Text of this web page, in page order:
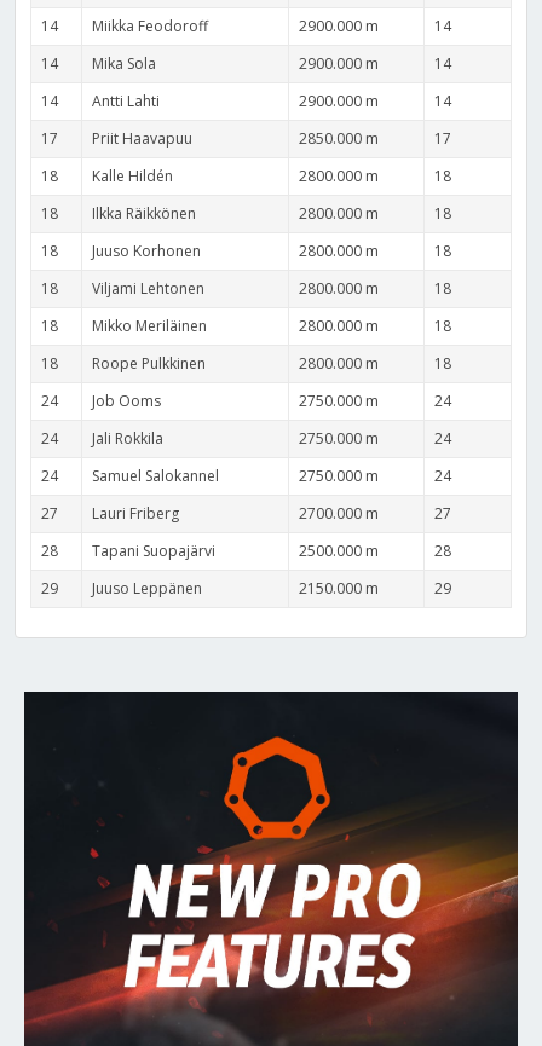
14
Miikka Feodoroff 2900.000 m
14
14
Mika Sola 2900.000 m
14
14
Antti Lahti 2900.000 m
14
17
Priit Haavapuu 2850.000 m
17
18
Kalle Hildén 2800.000 m
18
18
Ilkka Räikkönen 2800.000 m
18
18
Juuso Korhonen 2800.000 m
18
18
Viljami Lehtonen 2800.000 m
18
18
Mikko Meriläinen 2800.000 m
18
18
Roope Pulkkinen 2800.000 m
18
24
Job Ooms 2750.000 m
24
24
Jali Rokkila 2750.000 m
24
24
Samuel Salokannel 2750.000 m
24
27
Lauri Friberg 2700.000 m
27
28
Tapani Suopajärvi 2500.000 m
28
29
Juuso Leppänen 2150.000 m 29